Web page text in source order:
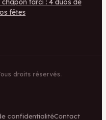
farci : 4 duos de
fêtes
droits réservés.
confidentialitéContact